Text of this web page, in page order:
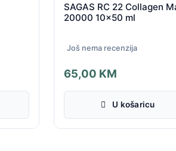
SAGAS RC 22 Collagen
20000 10x50 ml
Još nema recenzija
65,00 KM
U košaricu